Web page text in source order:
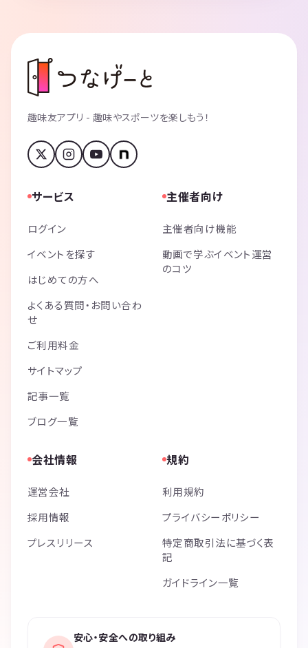
趣味友アプリ - 趣味やスポーツを楽しもう！
サービス
ログイン
イベントを探す
はじめての方へ
よくある質問・お問い合わ
せ
ご利用料金
サイトマップ
記事一覧
ブログ一覧
主催者向け
主催者向け機能
動画で学ぶイベント運営
のコツ
会社情報
運営会社
採用情報
プレスリリース
規約
利用規約
プライバシーポリシー
特定商取引法に基づく表
記
ガイドライン一覧
安心・安全への取り組み